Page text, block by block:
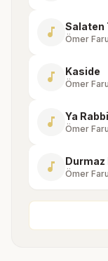
music_note Salaten
Ömer
music_note Kaside
Ömer
music_note Ya
Ömer
music_note Durmaz
Ömer